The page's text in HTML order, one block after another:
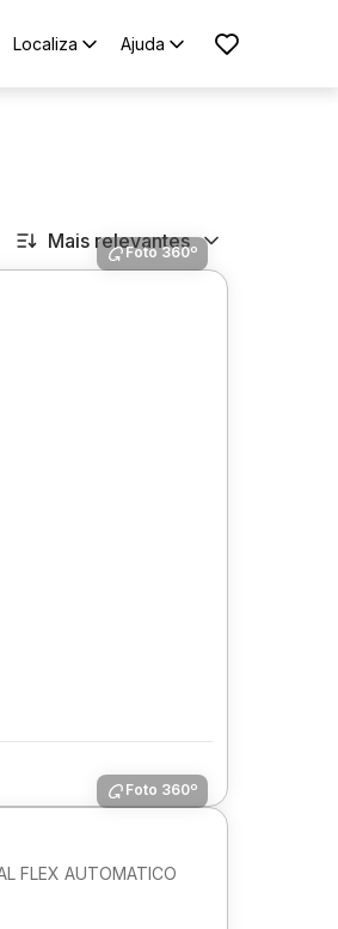
Localiza Ajuda
Mais relevantes
Foto 360º
Foto 360º
FLEX AUTOMATICO